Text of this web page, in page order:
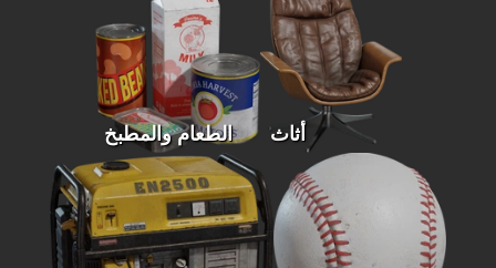
الطعام والمطبخ أثاث